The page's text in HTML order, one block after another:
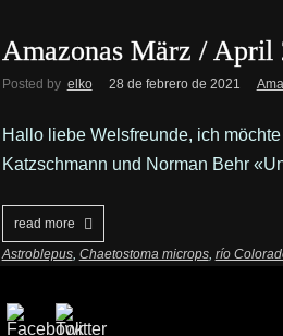
Amazonas März / April
Posted by elko 28 de febrero de 2021
Hallo liebe Welsfreunde, ich
Katzschmann und Norman Behr
read more
Astroblepus, Chaetostoma microps, río